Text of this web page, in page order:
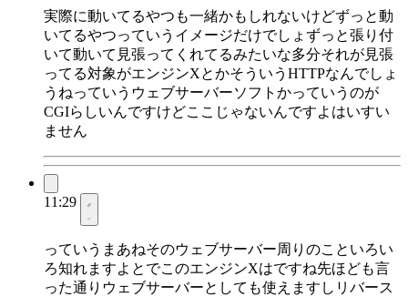
実際に動いてるやつも一緒かもしれないけどずっと動
いてるやつっていうイメージだけでしょずっと張り付
いて動いて見張ってくれてるみたいな多分それが見張
ってる対象がエンジンXとかそういうHTTPなんでしょ
うねっていうウェブサーバーソフトかっていうのが
CGIらしいんですけどここじゃないんですよはいすい
ません
11:29
っていうまあねそのウェブサーバー周りのこといろい
ろ知れますよとでこのエンジンXはですね先ほども言
った通りウェブサーバーとしても使えますしリバース